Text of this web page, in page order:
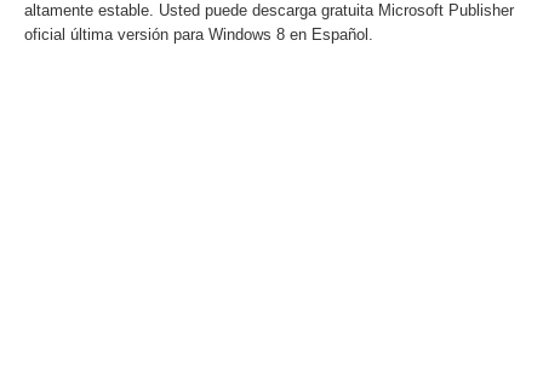
altamente estable. Usted puede descarga gratuita Microsoft Publisher
oficial última versión para Windows 8 en Español.